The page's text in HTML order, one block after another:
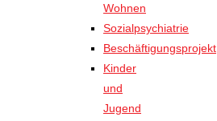
Wohnen
Sozialpsychiatrie
Beschäftigungsprojekt
Kinder
und
Jugend